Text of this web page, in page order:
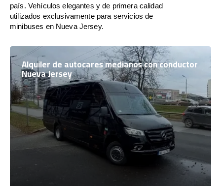
país. Vehículos elegantes y de primera calidad
utilizados exclusivamente para servicios de
minibuses en Nueva Jersey.
Alquiler de autocares medianos con conductor
Nueva Jersey